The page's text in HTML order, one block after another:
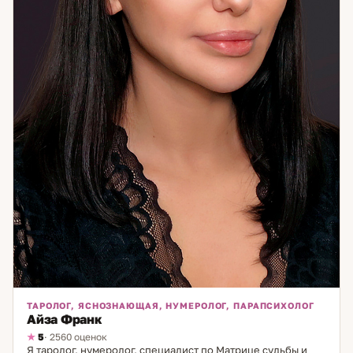
проблемы и направить вас к решению, консультация Яны
Суворовой станет надёжным шагом к внутренней
гармонии и жизненной ясности.
ТАРОЛОГ, ЯСНОЗНАЮЩАЯ, НУМЕРОЛОГ, ПАРАПСИХОЛОГ
Айза Франк
5· 2560 оценок
Я таролог, нумеролог, специалист по Матрице судьбы и